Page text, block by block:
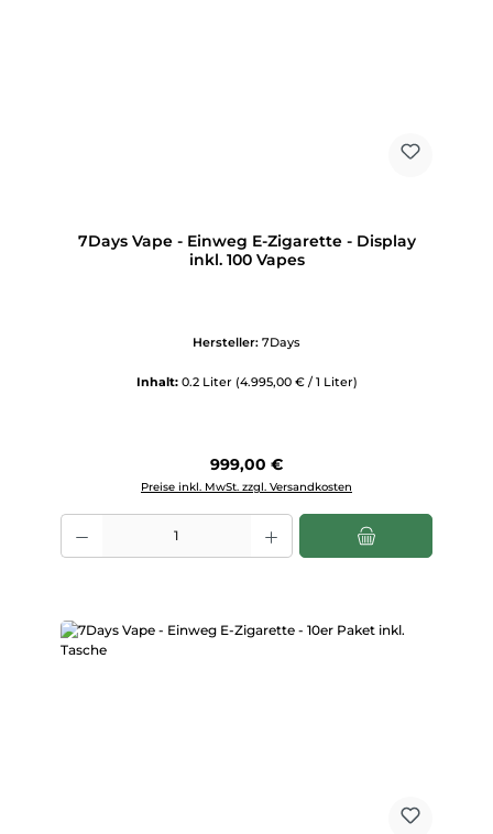
7Days Vape - Einweg E-Zigarette - Display
inkl. 100 Vapes
Hersteller: 7Days
Inhalt: 0.2 Liter (4.995,00 € / 1 Liter)
Regulärer Preis:
999,00 €
Preise inkl. MwSt. zzgl. Versandkosten
Produkt Anzahl: Gib den gewünschten Wert ein oder benutze die